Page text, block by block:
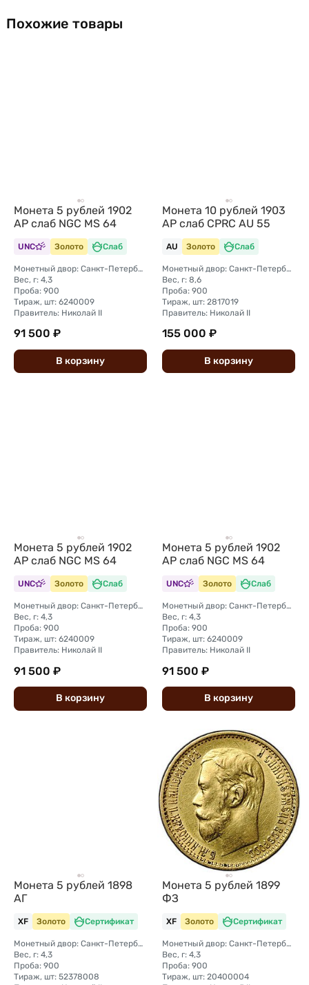
Похожие товары
Монета 5 рублей 1902
АР слаб NGC MS 64
UNC Золото Слаб
Монетный двор: Санкт-Петербургский монетный двор
Вес, г: 4,3
Проба: 900
Тираж, шт: 6240009
Правитель: Николай II
91 500 ₽
В корзину
Монета 10 рублей 1903
АР слаб CPRC AU 55
AU Золото Слаб
Монетный двор: Санкт-Петербургский монетный двор
Вес, г: 8,6
Проба: 900
Тираж, шт: 2817019
Правитель: Николай II
155 000 ₽
В корзину
Монета 5 рублей 1902
АР слаб NGC MS 64
UNC Золото Слаб
Монетный двор: Санкт-Петербургский монетный двор
Вес, г: 4,3
Проба: 900
Тираж, шт: 6240009
Правитель: Николай II
91 500 ₽
В корзину
Монета 5 рублей 1902
АР слаб NGC MS 64
UNC Золото Слаб
Монетный двор: Санкт-Петербургский монетный двор
Вес, г: 4,3
Проба: 900
Тираж, шт: 6240009
Правитель: Николай II
91 500 ₽
В корзину
Монета 5 рублей 1898
АГ
XF Золото Сертификат
Монетный двор: Санкт-Петербургский монетный двор
Вес, г: 4,3
Проба: 900
Тираж, шт: 52378008
Монета 5 рублей 1899
ФЗ
XF Золото Сертификат
Монетный двор: Санкт-Петербургский монетный двор
Вес, г: 4,3
Проба: 900
Тираж, шт: 20400004